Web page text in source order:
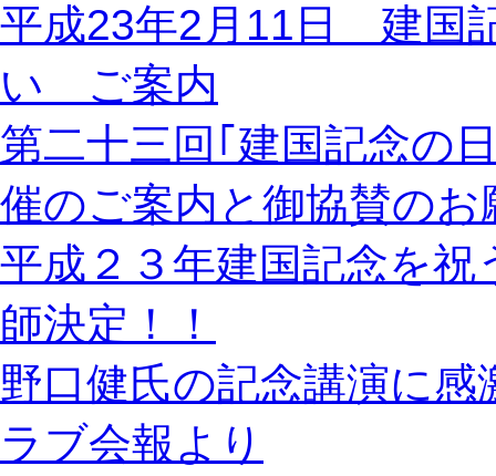
平成23年2月11日 建国
い ご案内
第二十三回｢建国記念の
催のご案内と御協賛の
平成２３年建国記念を
師決定！！
野口健氏の記念講演に
ラブ会報より